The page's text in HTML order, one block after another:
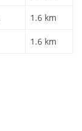
1.6 km
1.6 km